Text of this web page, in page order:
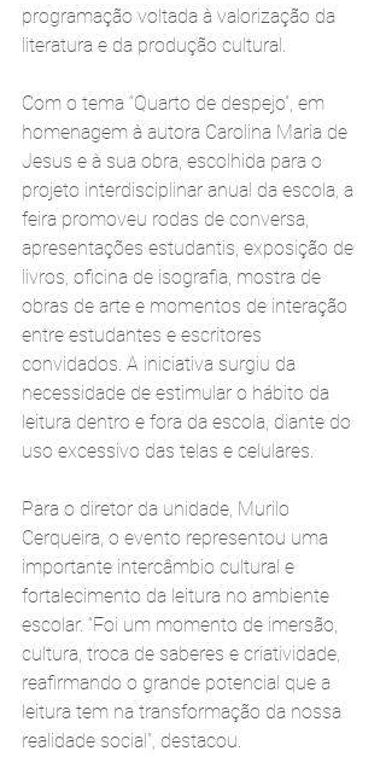
programação voltada à valorização da
literatura e da produção cultural.
Com o tema “Quarto de despejo”, em
homenagem à autora Carolina Maria de
Jesus e à sua obra, escolhida para o
projeto interdisciplinar anual da escola, a
feira promoveu rodas de conversa,
apresentações estudantis, exposição de
livros, oficina de isografia, mostra de
obras de arte e momentos de interação
entre estudantes e escritores
convidados. A iniciativa surgiu da
necessidade de estimular o hábito da
leitura dentro e fora da escola, diante do
uso excessivo das telas e celulares.
Para o diretor da unidade, Murilo
Cerqueira, o evento representou uma
importante intercâmbio cultural e
fortalecimento da leitura no ambiente
escolar. “Foi um momento de imersão,
cultura, troca de saberes e criatividade,
reafirmando o grande potencial que a
leitura tem na transformação da nossa
realidade social”, destacou.